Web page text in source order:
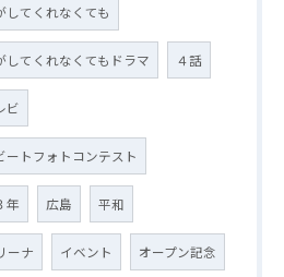
してくれなくても
してくれなくてもドラマ ４話
ビ
ートフォトコンテスト
年 広島 平和
ーナ イベント オープン記念